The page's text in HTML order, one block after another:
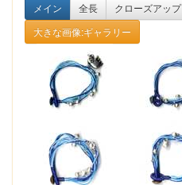
メイン 全長 クローズアップ
大きな画像:ギャラリー